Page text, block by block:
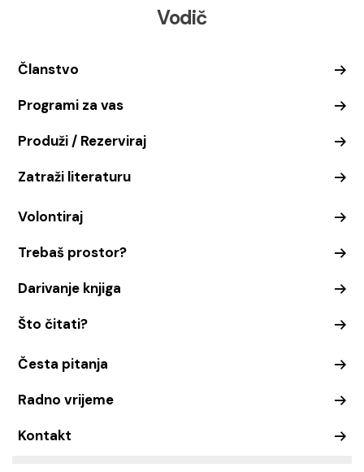
Vodič
Članstvo
Programi za vas
Produži / Rezerviraj
Zatraži literaturu
Volontiraj
Trebaš prostor?
Darivanje knjiga
Što čitati?
Česta pitanja
Radno vrijeme
Kontakt